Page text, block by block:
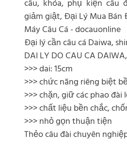
câu, khóa, phụ kiện câu
giảm giật, Đại Lý Mua Bán
Máy Câu Cá - docauonline
Đại lý cần câu cá Daiwa,
DAI LY DO CAU CA
>>> dai: 15cm
>>> chức năng riêng biệt
>>> chặn, giữ các phao đài
>>> chất liệu bền chắc,
>>> nhỏ gọn thuận tiện
Thẻo câu đài chuyên